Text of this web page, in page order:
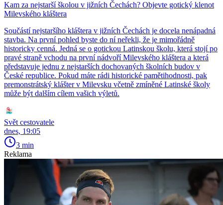
Kam za nejstarší školou v jižních Čechách? Objevte gotický klenot
Milevského kláštera
Součástí nejstaršího kláštera v jižních Čechách je docela nenápadná
stavba. Na první pohled byste do ní neřekli, že je mimořádně
historicky cenná. Jedná se o gotickou Latinskou školu, která stojí po
pravé straně vchodu na první nádvoří Milevského kláštera a která
představuje jednu z nejstarších dochovaných školních budov v
České republice. Pokud máte rádi historické pamětihodnosti, pak
premonstrátský klášter v Milevsku včetně zmíněné Latinské školy
může být dalším cílem vašich výletů.
Svět cestovatele
dnes, 19:05
3 min
Reklama